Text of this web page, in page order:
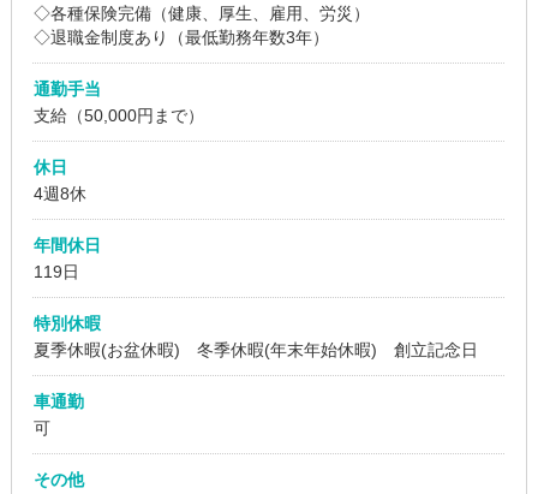
◇各種保険完備（健康、厚生、雇用、労災）
◇退職金制度あり（最低勤務年数3年）
通勤手当
支給（50,000円まで）
休日
4週8休
年間休日
119日
特別休暇
夏季休暇(お盆休暇) 冬季休暇(年末年始休暇) 創立記念日
車通勤
可
その他